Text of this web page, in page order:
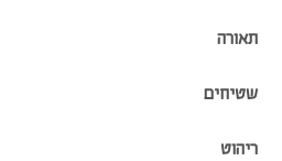
תאורה
שטיחים
ריהוט